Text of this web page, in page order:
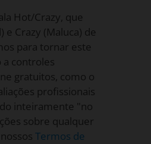
Hot/Crazy, que
e Crazy (Maluca) de
para tornar este
a controles
gratuitos, como o
profissionais
inteiramente "no
sobre qualquer
Termos de